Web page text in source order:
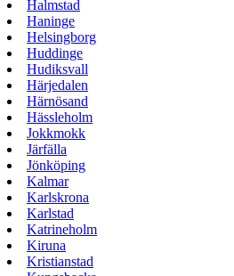
Halmstad
Haninge
Helsingborg
Huddinge
Hudiksvall
Härjedalen
Härnösand
Hässleholm
Jokkmokk
Järfälla
Jönköping
Kalmar
Karlskrona
Karlstad
Katrineholm
Kiruna
Kristianstad